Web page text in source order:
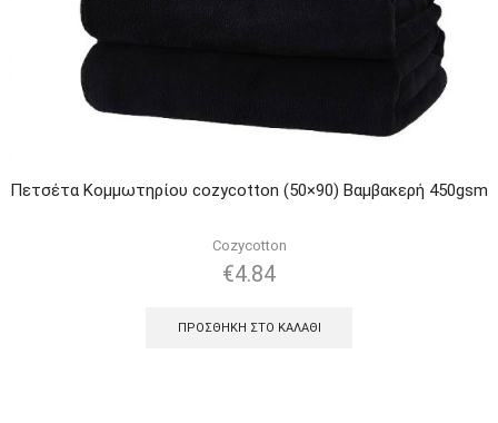
Πετσέτα Κομμωτηρίου cozycotton (50×90) Βαμβακερή 450gsm
Cozycotton
€4.84
ΠΡΟΣΘΉΚΗ ΣΤΟ ΚΑΛΆΘΙ